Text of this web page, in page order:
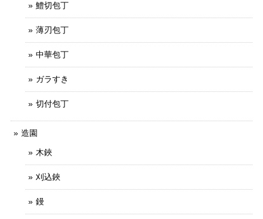
鱧切包丁
薄刃包丁
中華包丁
ガラすき
切付包丁
造園
木鋏
刈込鋏
鏝